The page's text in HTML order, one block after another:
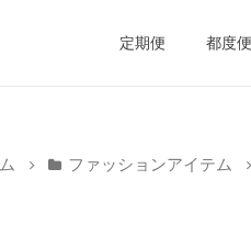
定期便 都度便
ファッションアイテム